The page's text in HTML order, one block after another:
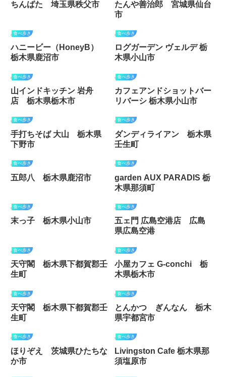
ちんばた 埼玉県秩父市
たんや善治郎 宮城県仙台
市
食べ歩き
ハニービー（HoneyB）
栃木県鹿沼市
食べ歩き
ログガーデン ヴェルデ 栃
木県小山市
食べ歩き
山インドキッチン 岩舟
店 栃木県栃木市
食べ歩き
カフェアンドショットバー
リバーシ 栃木県小山市
食べ歩き
手打ちそば 大山 栃木県
下野市
食べ歩き
ダンディライアン 栃木県
壬生町
食べ歩き
五郎八 栃木県鹿沼市
食べ歩き
garden AUX PARADIS 栃
木県那須町
食べ歩き
末っ子 栃木県小山市
食べ歩き
五ェ門 広島空港店 広島
県広島空港
食べ歩き
天守閣 栃木県下都賀郡壬
生町
食べ歩き
小屋カフェ G-conchi 栃
木県栃木市
食べ歩き
天守閣 栃木県下都賀郡壬
生町
食べ歩き
とんかつ ぎんなん 栃木
県宇都宮市
食べ歩き
ほりぞえ 茨城県ひたちな
か市
食べ歩き
Livingston Cafe 栃木県那
須塩原市